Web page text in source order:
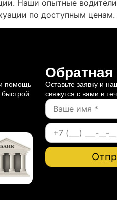
Наши опытные
по доступным
и помощь
быстрой
Обратная
Оставьте заявку и
свяжутся с вами в